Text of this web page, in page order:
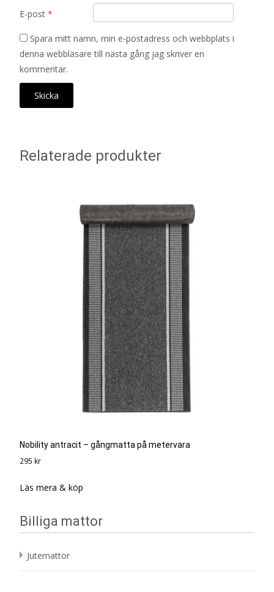
E-post *
Spara mitt namn, min e-postadress och webbplats i
denna webbläsare till nästa gång jag skriver en
kommentar.
Relaterade produkter
Nobility antracit – gångmatta på metervara
295 kr
Läs mera & köp
Billiga mattor
Jutemattor